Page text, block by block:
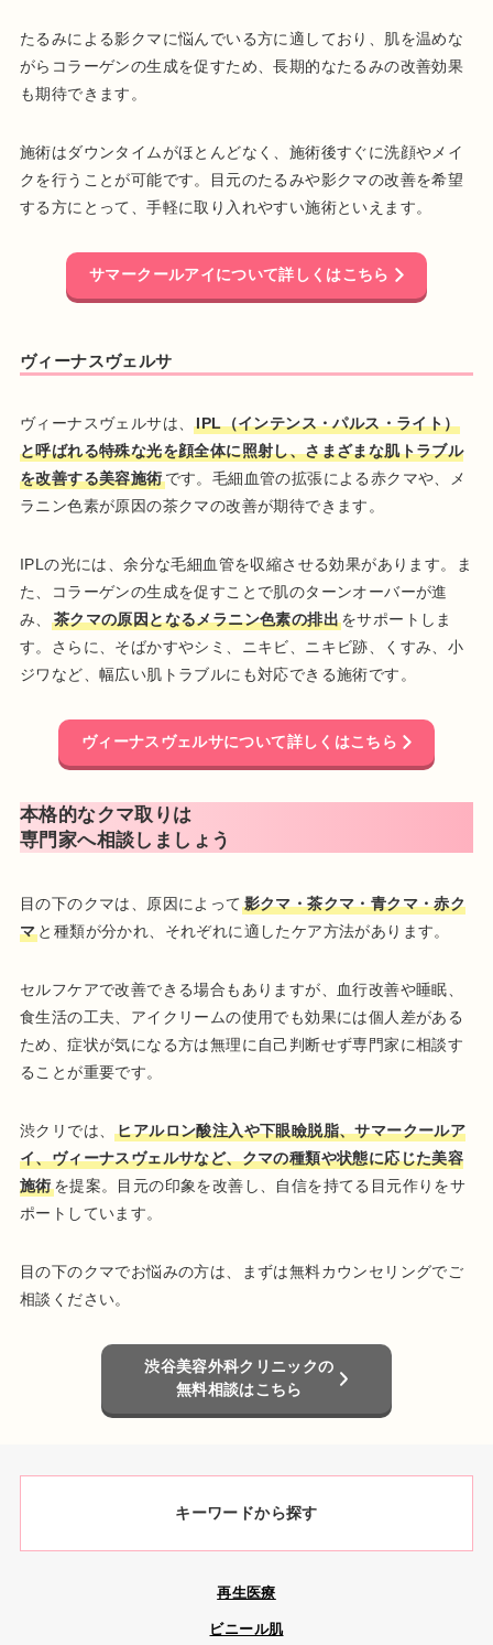
たるみによる影クマに悩んでいる方に適しており、肌を温めな
がらコラーゲンの生成を促すため、長期的なたるみの改善効果
も期待できます。
施術はダウンタイムがほとんどなく、施術後すぐに洗顔やメイ
クを行うことが可能です。目元のたるみや影クマの改善を希望
する方にとって、手軽に取り入れやすい施術といえます。
サマークールアイについて詳しくはこちら
ヴィーナスヴェルサ
ヴィーナスヴェルサは、IPL（インテンス・パルス・ライト）
と呼ばれる特殊な光を顔全体に照射し、さまざまな肌トラブル
を改善する美容施術です。毛細血管の拡張による赤クマや、メ
ラニン色素が原因の茶クマの改善が期待できます。
IPLの光には、余分な毛細血管を収縮させる効果があります。ま
た、コラーゲンの生成を促すことで肌のターンオーバーが進
み、
茶クマの原因となるメラニン色素の排出をサポートしま
す。さらに、そばかすやシミ、ニキビ、ニキビ跡、くすみ、小
ジワなど、幅広い肌トラブルにも対応できる施術です。
ヴィーナスヴェルサについて詳しくはこちら
本格的なクマ取りは
専門家へ相談しましょう
目の下のクマは、原因によって 影クマ・茶クマ・青クマ・赤ク
マ と種類が分かれ、それぞれに適したケア方法があります。
セルフケアで改善できる場合もありますが、血行改善や睡眠、
食生活の工夫、アイクリームの使用でも効果には個人差がある
ため、症状が気になる方は無理に自己判断せず専門家に相談す
ることが重要です。
渋クリでは、ヒアルロン酸注入や下眼瞼脱脂、サマークールア
イ、ヴィーナスヴェルサなど、クマの種類や状態に応じた美容
施術を提案。目元の印象を改善し、自信を持てる目元作りをサ
ポートしています。
目の下のクマでお悩みの方は、まずは無料カウンセリングでご
相談ください。
渋谷美容外科クリニックの
無料相談はこちら
キーワードから探す
再生医療
ビニール肌